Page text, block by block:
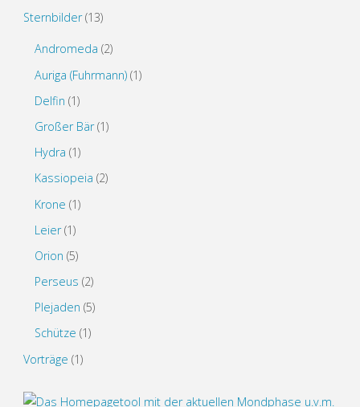
Sternbilder(13)
Andromeda (2)
Auriga (Fuhrmann) (1)
Delfin (1)
Großer Bär(1)
Hydra (1)
Kassiopeia (2)
Krone (1)
Leier(1)
Orion (5)
Perseus (2)
Plejaden (5)
Schütze (1)
Vorträge (1)